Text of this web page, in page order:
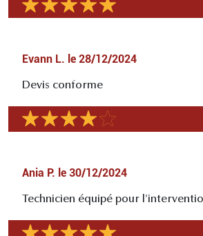
Evann L. le 28/12/2024
Devis conforme
Ania P. le 30/12/2024
Technicien équipé pour